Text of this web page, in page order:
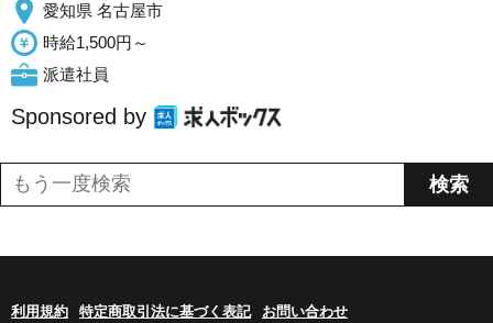
愛知県 名古屋市
時給1,500円～
派遣社員
Sponsored by
利用規約 特定商取引法に基づく表記 お問い合わせ